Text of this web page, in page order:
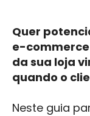
Quer
e-
da sua loja
quando o
Neste guia